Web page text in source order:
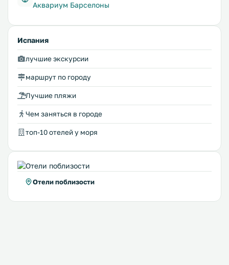
Аквариум Барселоны
Испания
лучшие экскурсии
маршрут по городу
Лучшие пляжи
Чем заняться в городе
топ-10 отелей у моря
Отели поблизости